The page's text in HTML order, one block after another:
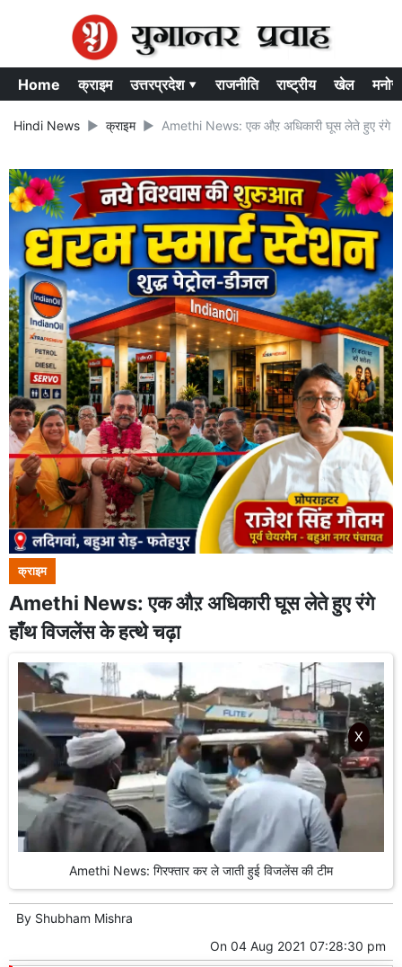
Home क्राइम उत्तरप्रदेश ▾ राजनीति राष्ट्रीय खेल
Hindi News क्राइम Amethi News: एक औऱ अधिकारी घूस लेते हुए रंगे
क्राइम
Amethi News: एक औऱ अधिकारी घूस लेते हुए रंगे
हाँथ विजलेंस के हत्थे चढ़ा
Amethi News: गिरफ्तार कर ले जाती हुई विजलेंस की टीम
By Shubham Mishra
On 04 Aug 2021 07:28:30 pm
X